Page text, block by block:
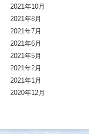
2021年10月
2021年8月
2021年7月
2021年6月
2021年5月
2021年2月
2021年1月
2020年12月